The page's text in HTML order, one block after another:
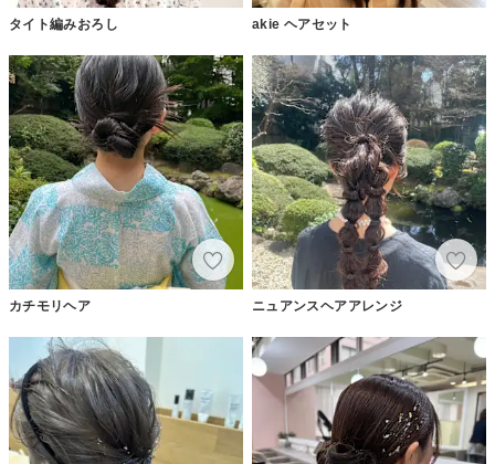
タイト編みおろし akie ヘアセット
カチモリヘア ニュアンスヘアアレンジ